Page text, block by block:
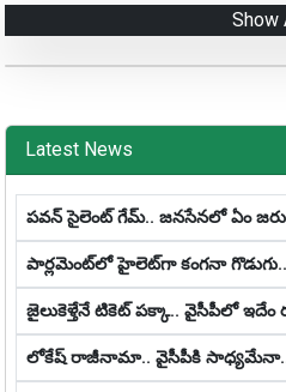
Show
Latest News
ప‌వ‌న్ సైలెంట్ గేమ్‌.. జ‌న‌సేన‌లో ఏం
పార్లమెంట్‌లో హైలెట్‌గా కంగనా గొడుగు..
జైలుకెళ్తేనే టికెట్ పక్కా.. వైసీపీలో
లోకేష్ రాజీనామా.. వైసీపీకి